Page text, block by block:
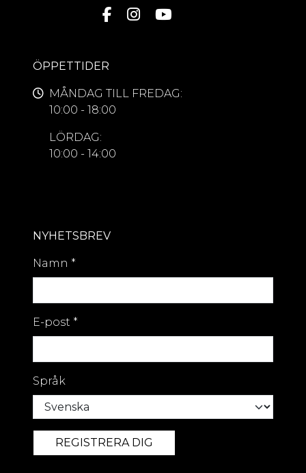
ÖPPETTIDER
MÅNDAG TILL FREDAG:
10:00 - 18:00
LÖRDAG:
10:00 - 14:00
NYHETSBREV
Namn *
E-post *
Språk